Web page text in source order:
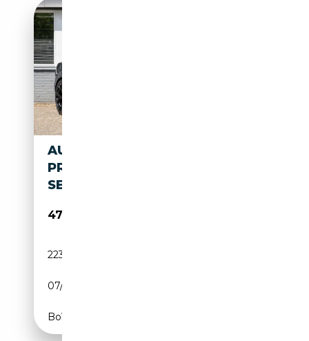
AUDI Q8 50 TDI QUATTRO
PRO S-LINE SQ8 LOOK RS
SEATS ZEER M
47 895€
223 000 km
07/2019
Boîte automatique